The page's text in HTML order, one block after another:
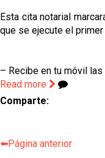
Esta cita notarial
que se ejecute el
– Recibe en tu móvil
Read more
Comparte:
⬅️Página anterior